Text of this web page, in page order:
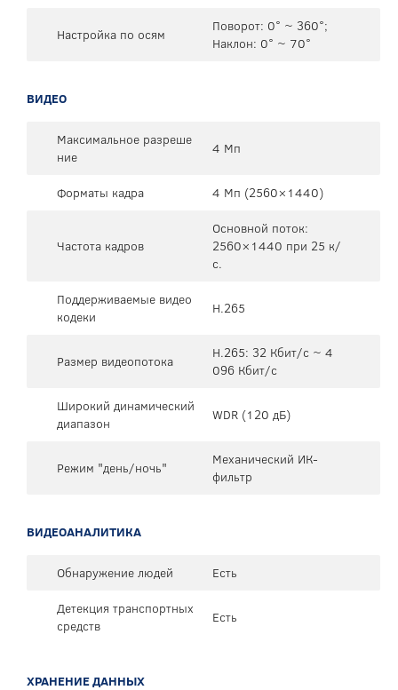
Настройка по осям
Поворот: 0° ~ 360°;
Наклон: 0° ~ 70°
ВИДЕО
Максимальное разреше
ние
4 Мп
Форматы кадра 4 Mп (2560×1440)
Частота кадров
Основной поток:
2560×1440 при 25 к/
с.
Поддерживаемые видео
кодеки
H.265
Размер видеопотока
H.265: 32 Кбит/с ~ 4
096 Кбит/с
Широкий динамический
диапазон
WDR (120 дБ)
Режим "день/ночь"
Механический ИК-
фильтр
ВИДЕОАНАЛИТИКА
Обнаружение людей
Есть
Детекция транспортных
средств
Есть
ХРАНЕНИЕ ДАННЫХ